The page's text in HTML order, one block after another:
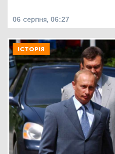
06 серпня, 06:27
ІСТОРІЯ